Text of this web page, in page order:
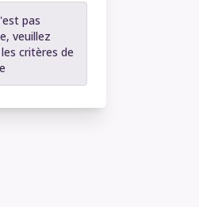
pas
veuillez
critères de